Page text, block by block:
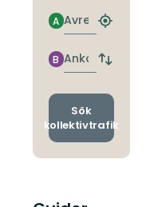
Avresa
A
Hitta
Ankomst
B
Byt
och
Sök
kollektivtrafik